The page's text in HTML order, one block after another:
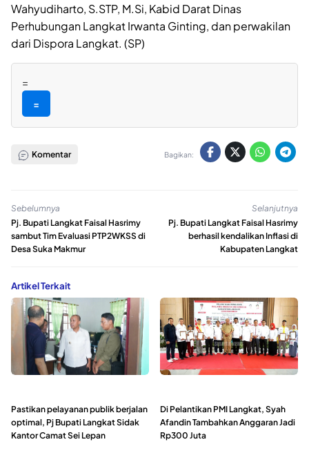
Wahyudiharto, S.STP, M.Si, Kabid Darat Dinas
Perhubungan Langkat Irwanta Ginting, dan perwakilan
dari Dispora Langkat. (SP)
=
=
Komentar Bagikan:
Sebelumnya
Pj. Bupati Langkat Faisal Hasrimy
sambut Tim Evaluasi PTP2WKSS di
Desa Suka Makmur
Selanjutnya
Pj. Bupati Langkat Faisal Hasrimy
berhasil kendalikan Inflasi di
Kabupaten Langkat
Artikel Terkait
Pastikan pelayanan publik berjalan
optimal, Pj Bupati Langkat Sidak
Kantor Camat Sei Lepan
Di Pelantikan PMI Langkat, Syah
Afandin Tambahkan Anggaran Jadi
Rp300 Juta